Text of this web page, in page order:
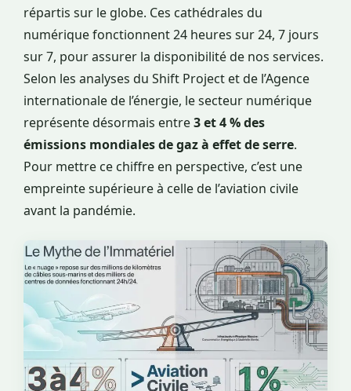
répartis sur le globe. Ces cathédrales du
numérique fonctionnent 24 heures sur 24, 7 jours
sur 7, pour assurer la disponibilité de nos services.
Selon les analyses du Shift Project et de l’Agence
internationale de l’énergie, le secteur numérique
représente désormais entre3 et 4 % des
émissions mondiales de gaz à effet de serre.
Pour mettre ce chiffre en perspective, c’est une
empreinte supérieure à celle de l’aviation civile
avant la pandémie.